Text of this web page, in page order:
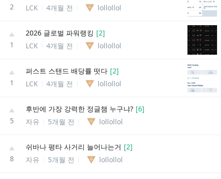
2
LCK
4개월 전 lollollol
1
2026 글로벌 파워랭킹 [2]
LCK
4개월 전 lollollol
1
퍼스트 스탠드 배당률 떳다 [2]
LCK
4개월 전 lollollol
5
후반에 가장 강력한 정글챔 누구냐? [6]
자유
5개월 전 lollollol
8
쉬바나 평타 사거리 늘어나는거 [2]
자유
5개월 전 lollollol